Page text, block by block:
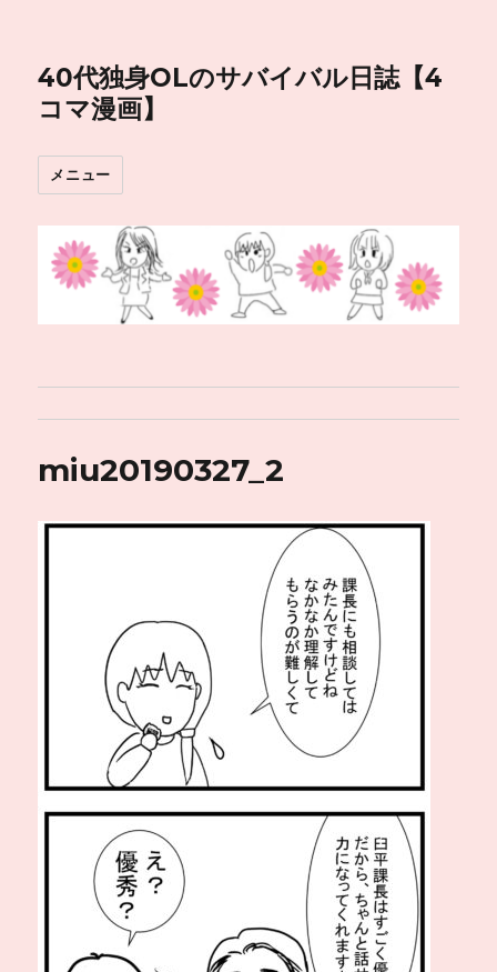
40代独身OLのサバイバル日誌【4
コマ漫画】
メニュー
miu20190327_2